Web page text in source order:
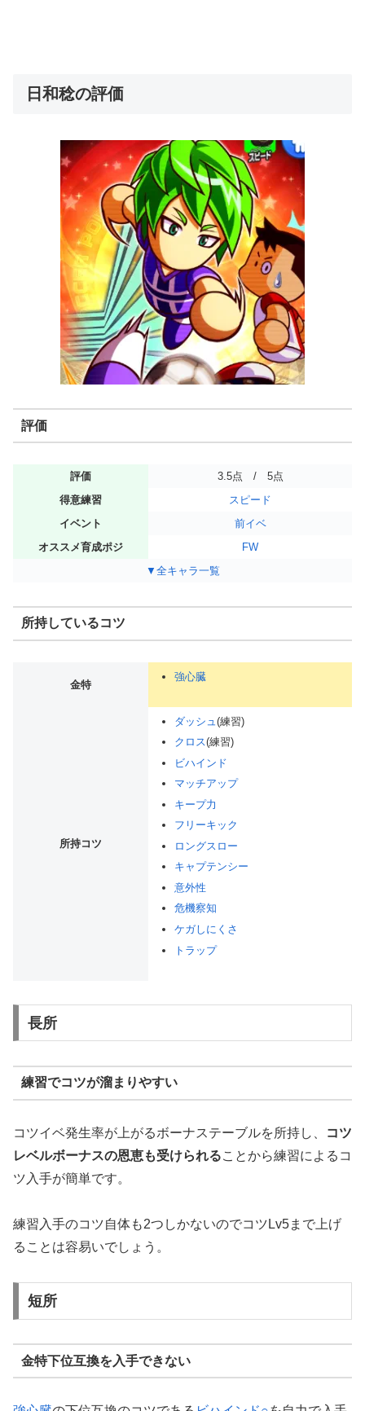
日和稔の評価
評価
評価
3.5点 / 5点
得意練習
スピード
イベント
前イベ
オススメ育成ポジ
FW
▼全キャラ一覧
所持しているコツ
金特
強心臓
所持コツ
ダッシュ (練習)
クロス(練習)
ビハインド
マッチアップ
キープ力
フリーキック
ロングスロー
キャプテンシー
意外性
危機察知
ケガしにくさ
トラップ
長所
練習でコツが溜まりやすい
コツイベ発生率が上がるボーナステーブルを所持し、
コツ
レベルボーナスの恩恵も受けられることから練習によるコ
ツ入手が簡単です。
練習入手のコツ自体も2つしかないのでコツLv5まで上げ
ることは容易いでしょう。
短所
金特下位互換を入手できない